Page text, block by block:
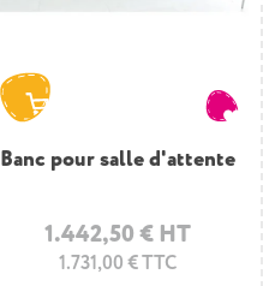
Banc pour salle d'attente
1.442,50 € HT
1.731,00 € TTC